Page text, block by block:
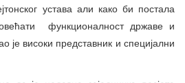
устава али како би постала
функционалност државе и
је високи представник и специјални